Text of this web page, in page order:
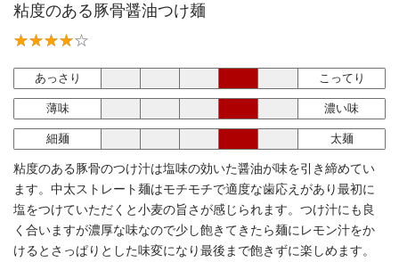
粘度のある豚骨醤油つけ麺
あっさり こってり
薄味 濃い味
細麺 太麺
粘度のある豚骨のつけ汁は塩味の効いた醤油が味を引き締めてい
ます。中太ストレート麺はモチモチで適度な歯応えがあり最初に
塩をつけていただくと小麦の旨さが感じられます。つけ汁にも良
く合いますが濃厚な味なので少し飽きてきたら麺にレモン汁をか
けるとさっぱりとした味変になり最後まで飽きずに楽しめます。